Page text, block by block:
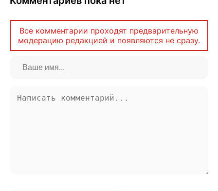
Все комментарии проходят предварительную
модерацию редакцией и появляются не сразу.